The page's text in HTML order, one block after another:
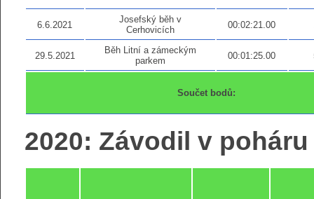
6.6.2021
Josefský běh v
Cerhovicích
00:02:21.00
29.5.2021
Běh Litní a zámeckým
parkem
00:01:25.00
Součet bodů:
2020: Závodil v